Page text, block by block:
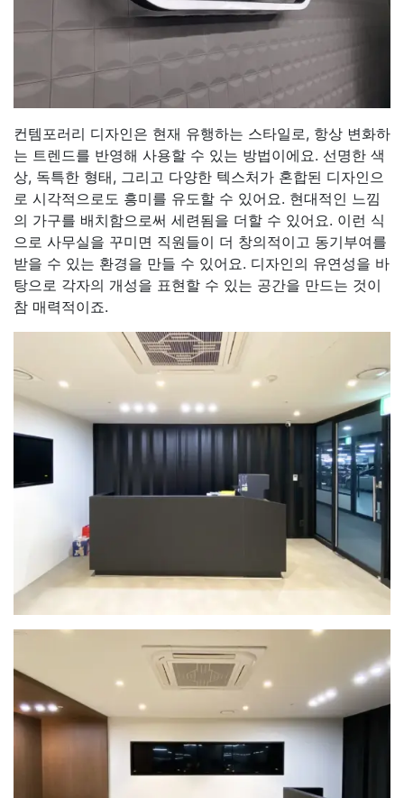
컨템포러리 디자인은 현재 유행하는 스타일로, 항상 변화하
는 트렌드를 반영해 사용할 수 있는 방법이에요. 선명한 색
상, 독특한 형태, 그리고 다양한 텍스처가 혼합된 디자인으
로 시각적으로도 흥미를 유도할 수 있어요. 현대적인 느낌
의 가구를 배치함으로써 세련됨을 더할 수 있어요. 이런 식
으로 사무실을 꾸미면 직원들이 더 창의적이고 동기부여를
받을 수 있는 환경을 만들 수 있어요. 디자인의 유연성을 바
탕으로 각자의 개성을 표현할 수 있는 공간을 만드는 것이
참 매력적이죠.